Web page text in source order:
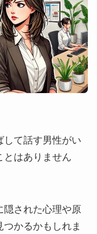
して話す男性がい
とはありません
隠された心理や原
かるかもしれま